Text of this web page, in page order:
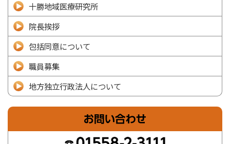
十勝地域医療研究所
院長挨拶
包括同意について
職員募集
地方独立行政法人について